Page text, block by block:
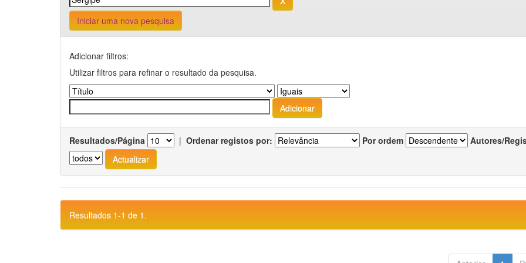
Iniciar uma nova pesquisa
Adicionar filtros:
Utilizar filtros para refinar o resultado da pesquisa.
Resultados/Página | Ordenar registos por: Por ordem Autores/
Resultados 1-1 de 1.